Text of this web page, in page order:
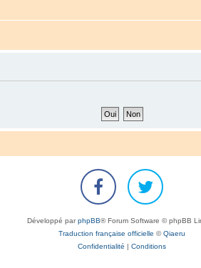
Développé parphpBB® Forum Software © phpBB
Traduction française officielle ©Qiaeru
Confidentialité | Conditions